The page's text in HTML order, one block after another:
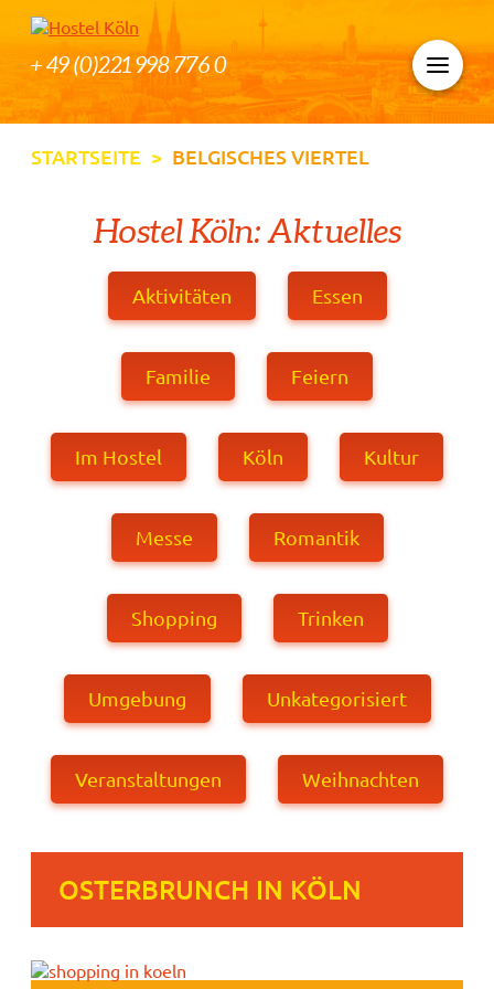
+ 49 (0)221 998 776 0
STARTSEITE > BELGISCHES VIERTEL
Hostel Köln: Aktuelles
Aktivitäten Essen
Familie Feiern
Im Hostel Köln Kultur
Messe Romantik
Shopping Trinken
Umgebung Unkategorisiert
Veranstaltungen Weihnachten
OSTERBRUNCH IN KÖLN